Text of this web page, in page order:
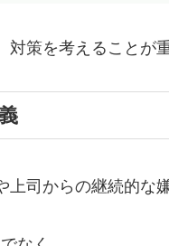
対策を考えることが
上司からの継続的な